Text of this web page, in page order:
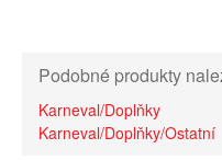
Podobné produkty
Karneval/Doplňky
Karneval/Doplňky/Ostatní